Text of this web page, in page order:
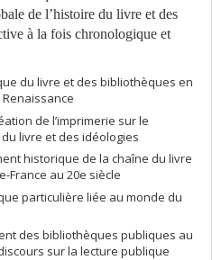
de l’histoire du livre et des
à la fois chronologique et
du livre et des bibliothèques en
Renaissance
de l’imprimerie sur le
livre et des idéologies
historique de la chaîne du livre
France au 20e siècle
particulière liée au monde du
des bibliothèques publiques au
sur la lecture publique